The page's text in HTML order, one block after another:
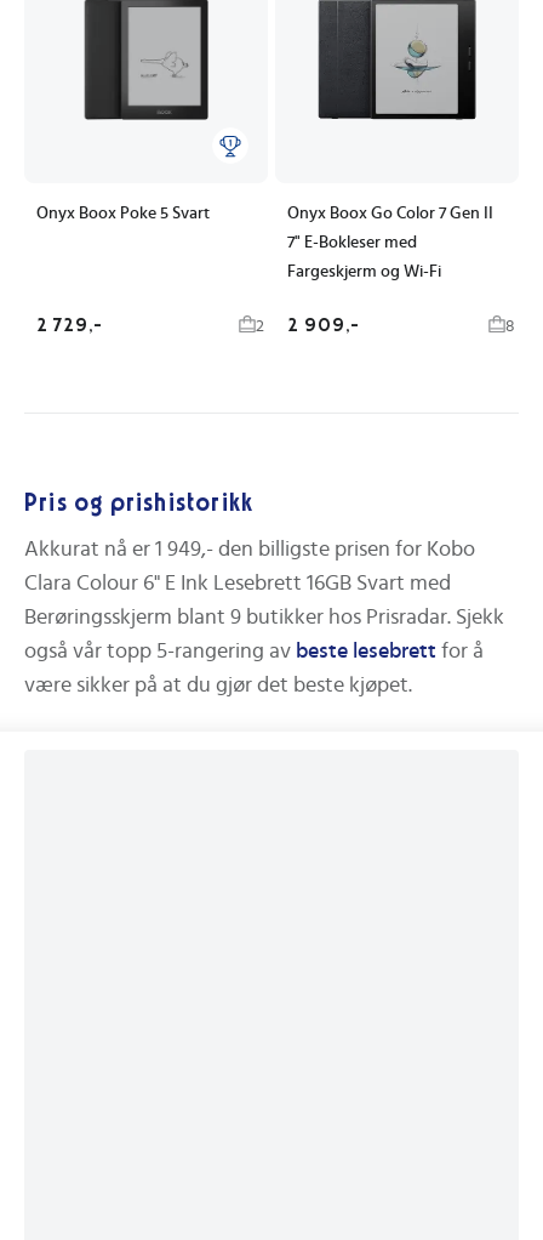
Onyx Boox Poke 5 Svart
2 729,- 2
Onyx Boox Go Color 7 Gen II
7" E-Bokleser med
Fargeskjerm og Wi-Fi
2 909,- 8
Pris og prishistorikk
Akkurat nå er 1 949,- den billigste prisen for Kobo
Clara Colour 6" E Ink Lesebrett 16GB Svart med
Berøringsskjerm blant 9 butikker hos Prisradar. Sjekk
også vår topp 5-rangering av beste lesebrett for å
være sikker på at du gjør det beste kjøpet.